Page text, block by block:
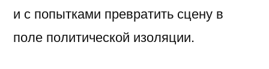
и с попытками превратить сцену в
поле политической изоляции.